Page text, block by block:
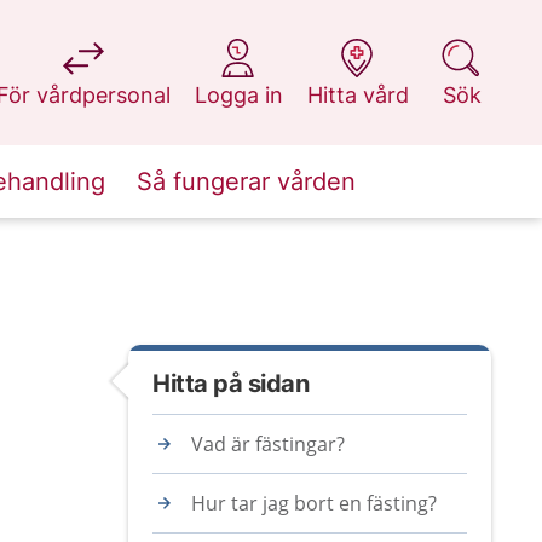
vårdpersonal
på 1177.se
Logga in
på 1177.se
Hitta vård
på 1177.se
Sök
på 1177.se
Så fungerar vården
Hitta på sidan
Vad är fästingar?
Hur tar jag bort en fästing?